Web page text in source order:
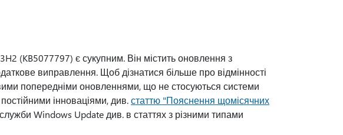
(KB5077797) є сукупним. Він містить оновлення з
виправлення. Щоб дізнатися більше про відмінності
попередніми оновленнями, що не стосуються системи
інноваціями, див.статтю "Пояснення щомісячних
Windows Update див. в статтях з різними типами